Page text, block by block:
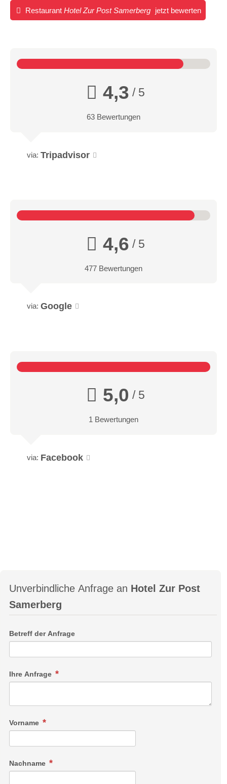
Restaurant Hotel Zur Post Samerberg jetzt bewerten
4,3 / 5
63 Bewertungen
via: Tripadvisor
4,6 / 5
477 Bewertungen
via: Google
5,0 / 5
1 Bewertungen
via: Facebook
Unverbindliche Anfrage an Hotel Zur Post
Samerberg
Betreff der Anfrage
Ihre Anfrage
Vorname
Nachname